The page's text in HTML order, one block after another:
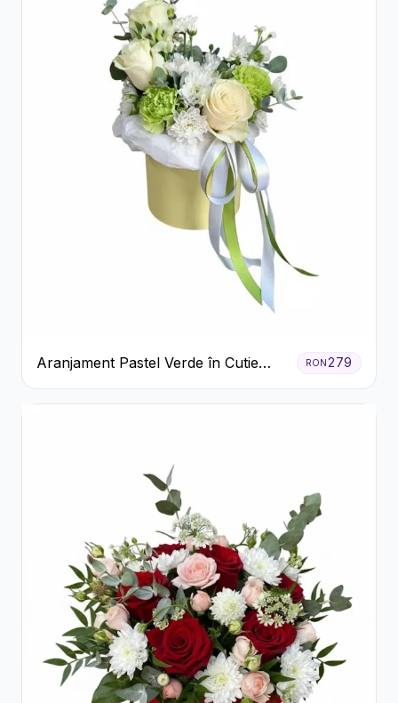
Aranjament Pastel Verde în Cutie
Galben Pal
RON279